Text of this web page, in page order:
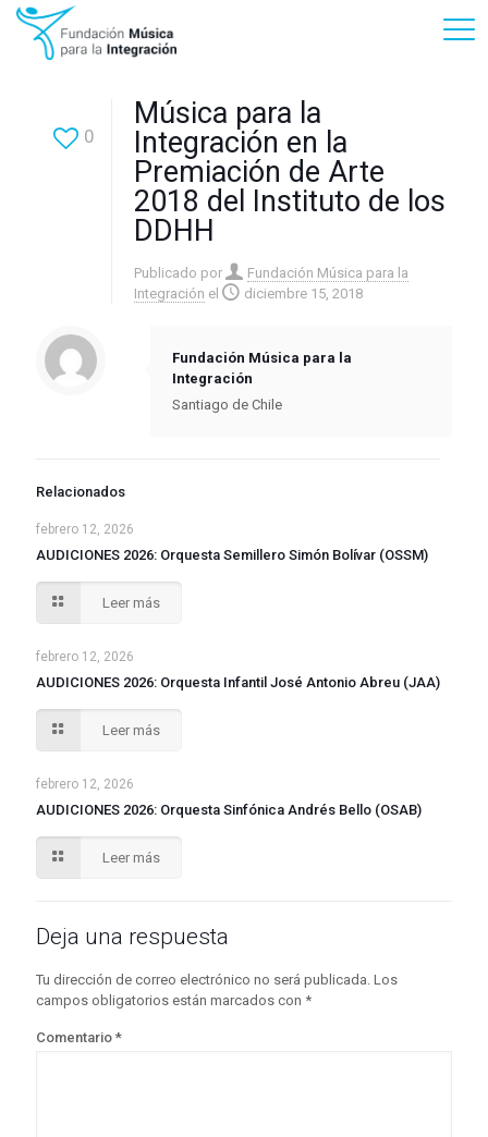
0
Música para la
Integración en la
Premiación de Arte
2018 del Instituto de los
DDHH
Publicado por
Fundación Música para la
Integración el diciembre 15, 2018
Fundación Música para la
Integración
Santiago de Chile
Relacionados
febrero 12, 2026
AUDICIONES 2026: Orquesta Semillero Simón Bolívar (OSSM)
Leer más
febrero 12, 2026
AUDICIONES 2026: Orquesta Infantil José Antonio Abreu (JAA)
Leer más
febrero 12, 2026
AUDICIONES 2026: Orquesta Sinfónica Andrés Bello (OSAB)
Leer más
Deja una respuesta
Tu dirección de correo electrónico no será publicada. Los
campos obligatorios están marcados con *
Comentario *